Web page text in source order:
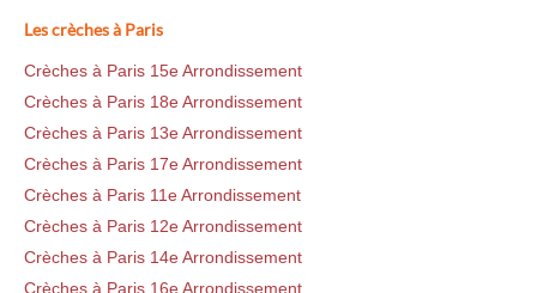
Les crèches à Paris
Crèches à Paris 15e Arrondissement
Crèches à Paris 18e Arrondissement
Crèches à Paris 13e Arrondissement
Crèches à Paris 17e Arrondissement
Crèches à Paris 11e Arrondissement
Crèches à Paris 12e Arrondissement
Crèches à Paris 14e Arrondissement
Crèches à Paris 16e Arrondissement